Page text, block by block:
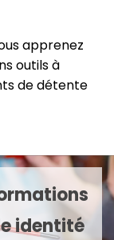
apprenez
outils à
de détente
identité